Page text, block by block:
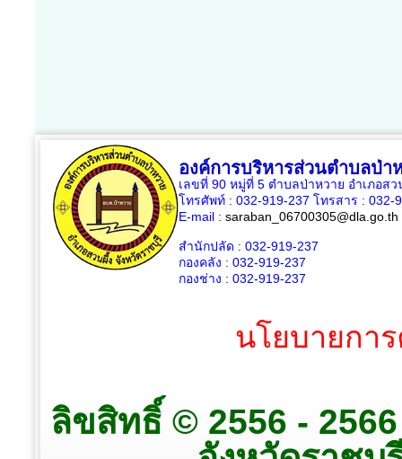
องค์การบริหารส่วนตำบลป่า
เลขที่ 90 หมู่ที่ 5 ตำบลป่าหวาย อำเภอส
โทรศัพท์ : 032-919-237 โทรสาร : 032-
E-mail : saraban_06700305@dla.go.th
สำนักปลัด : 032-919-237
กองคลัง : 032-919-237
กองช่าง : 032-919-237
นโยบายกา
ลิขสิทธิ์ © 2556 -